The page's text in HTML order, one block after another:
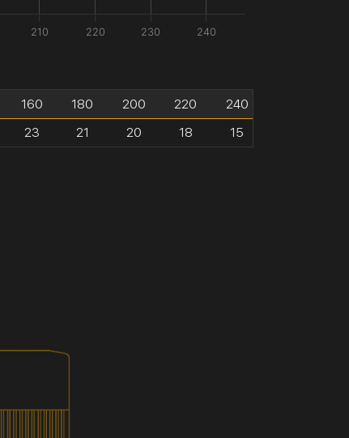
210 220 230 240
160
23
180
21
200
20
220
18
240
15